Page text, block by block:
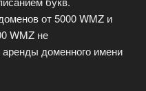
от 5000 WMZ и
WMZ не
доменного имени